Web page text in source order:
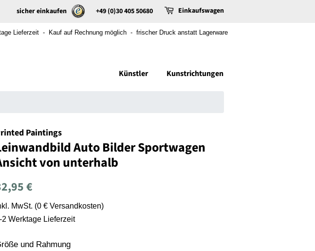
sicher einkaufen +49 (0)30 405 50680 Einkaufswagen
Lieferzeit - Kauf auf Rechnung möglich - frischer Druck anstatt Lagerware
Künstler Kunstrichtungen
Paintings
Auto Bilder Sportwagen
von unterhalb
€
MwSt. (0 € Versandkosten)
2 Werktage Lieferzeit
und Rahmung